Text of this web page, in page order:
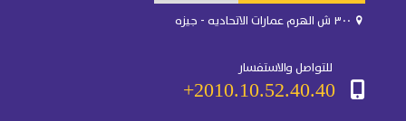
للتواصل والاستفسار
2010.10.52.40.40+